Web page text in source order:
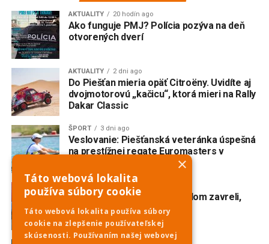
AKTUALITY 20 hodín ago
Ako funguje PMJ? Polícia pozýva na deň
otvorených dverí
AKTUALITY 2 dni ago
Do Piešťan mieria opäť Citroëny. Uvidíte aj
dvojmotorovú „kačicu“, ktorá mieri na Rally
Dakar Classic
ŠPORT 3 dni ago
Veslovanie: Piešťanská veteránka úspešná
na prestížnej regate Euromasters v
AKTUALITY 3 dni ago
Domoss skončil. Obchodný dom zavreli,
eshop tiež
×
Táto webová lokalita
používa súbory cookie
Táto webová lokalita používa súbory
cookie na zlepšenie používateľskej
skúsenosti. Používaním našej webovej